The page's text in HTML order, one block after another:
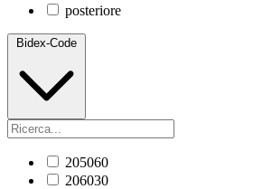
posteriore
Bidex-Code
205060
206030